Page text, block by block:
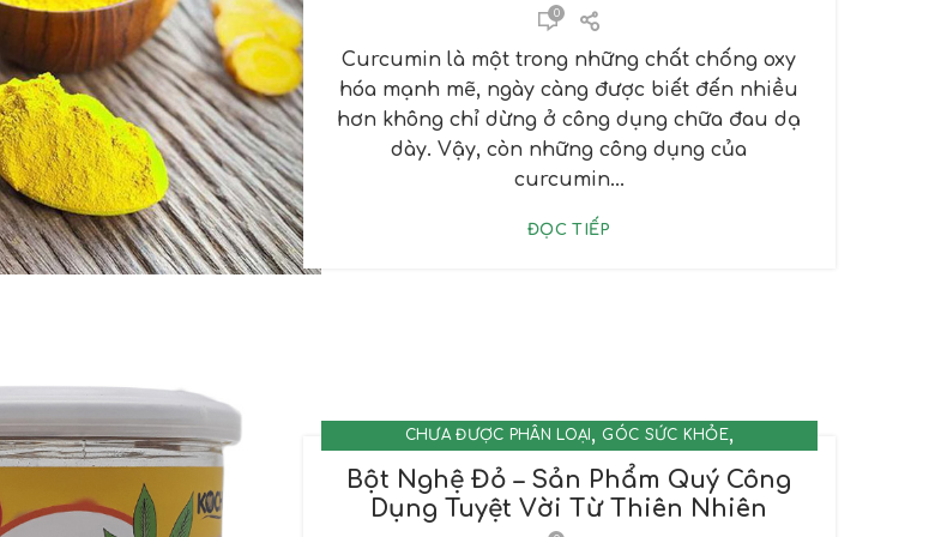
0
Curcumin là một trong những chất chống oxy
hóa mạnh mẽ, ngày càng được biết đến nhiều
hơn không chỉ dừng ở công dụng chữa đau dạ
dày. Vậy, còn những công dụng của
curcumin...
ĐỌC TIẾP
CHƯA ĐƯỢC PHÂN LOẠI, GÓC SỨC KHỎE,
NGHỆ - CURCUMIN
Bột Nghệ Đỏ – Sản Phẩm Quý Công
Dụng Tuyệt Vời Từ Thiên Nhiên